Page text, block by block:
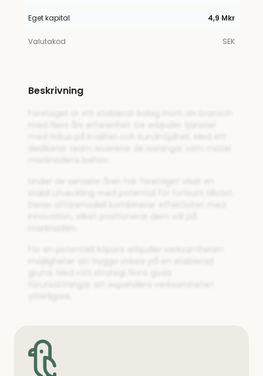
Eget kapital 4,9 Mkr
Valutakod SEK
Beskrivning